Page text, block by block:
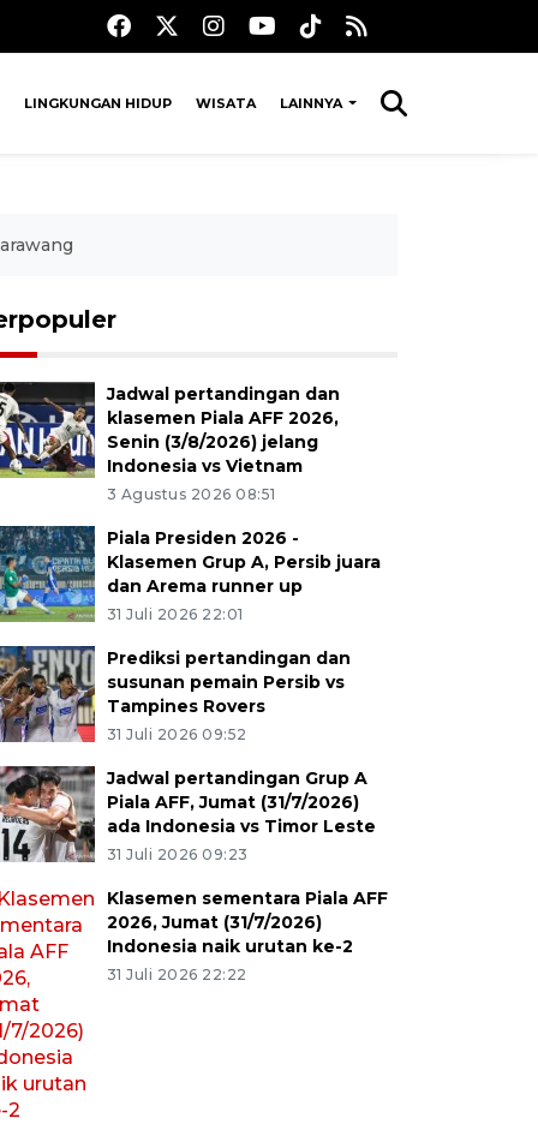
LINGKUNGAN HIDUP WISATA LAINNYA
Jadwal pertandingan dan
klasemen Piala AFF 2026,
Senin (3/8/2026) jelang
Indonesia vs Vietnam
3 Agustus 2026 08:51
Piala Presiden 2026 -
Klasemen Grup A, Persib juara
dan Arema runner up
31 Juli 2026 22:01
Prediksi pertandingan dan
susunan pemain Persib vs
Tampines Rovers
31 Juli 2026 09:52
Jadwal pertandingan Grup A
Piala AFF, Jumat (31/7/2026)
ada Indonesia vs Timor Leste
31 Juli 2026 09:23
Klasemen sementara Piala AFF
2026, Jumat (31/7/2026)
Indonesia naik urutan ke-2
31 Juli 2026 22:22